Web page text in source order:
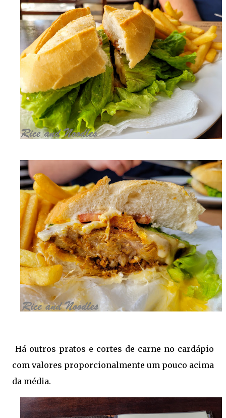
Há outros pratos e cortes de carne no cardápio
com valores proporcionalmente um pouco acima
da média.